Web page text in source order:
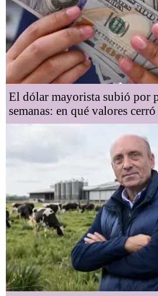
El dólar mayorista subió por
semanas: en qué valores